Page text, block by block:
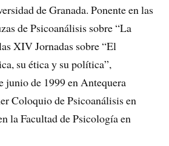
de Granada. Ponente en las
de Psicoanálisis sobre “La
XIV Jornadas sobre “El
su ética y su política”,
junio de 1999 en Antequera
Coloquio de Psicoanálisis en
la Facultad de Psicología en